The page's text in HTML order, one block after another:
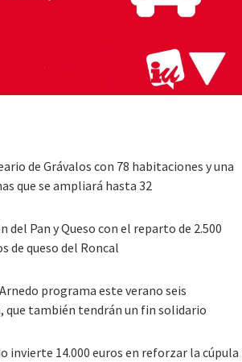
de Grávalos con 78 habitaciones y una
que se ampliará hasta 32
del Pan y Queso con el reparto de 2.500
de queso del Roncal
programa este verano seis
que también tendrán un fin solidario
invierte 14.000 euros en reforzar la cúpula